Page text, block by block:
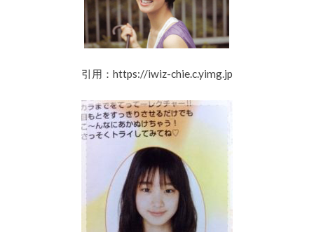
引用：https://iwiz-chie.c.yimg.jp